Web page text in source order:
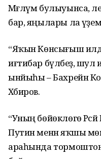
Мәғлүм булыуынса, әле
бар, яңылары ла әүҙем
“Яҡын Көнсығыш
иғтибар бүләбеҙ, шул
ынйыһы – Бахрейн
Хәбиров.
“Уның бөйөклөгө
Путин менән яҡшы
араһында